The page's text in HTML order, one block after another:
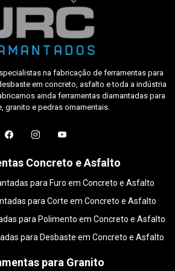
na fabricação de ferramentas para
em concreto, asfalto e toda a indústria
ainda ferramentas diamantadas para
granito e pedras ornamentais.
Concreto e Asfalto
para Furo em Concreto e Asfalto
para Corte em Concreto e Asfalto
para Polimento em Concreto e Asfalto
para Desbaste em Concreto e Asfalto
para Granito